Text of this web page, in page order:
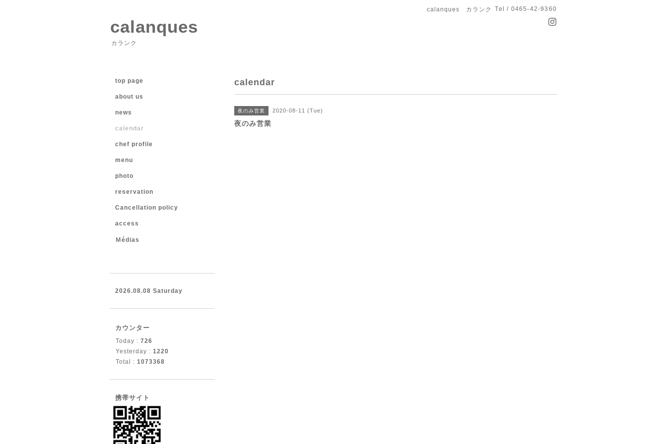
calanques カランク Tel / 0465-42-9360
calanques
カランク
calendar
夜のみ営業 2020-08-11 (Tue)
夜のみ営業
top page
about us
news
calendar
chef profile
menu
photo
reservation
Cancellation policy
access
Ｍédias
2026.08.08 Saturday
カウンター
Today : 726
Yesterday : 1220
Total : 1073368
携帯サイト